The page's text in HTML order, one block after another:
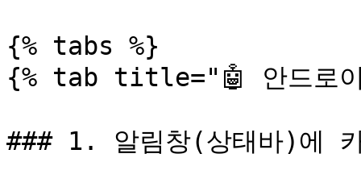
{% tabs %}
{% tab title="🤖 안드로
### 1. 알림창(상태바)에